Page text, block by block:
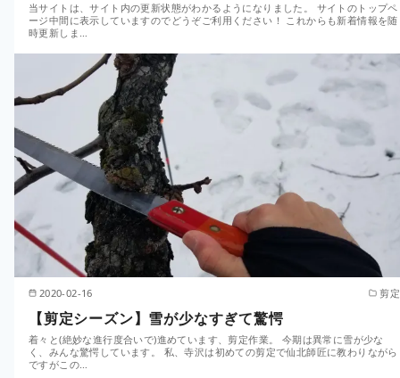
当サイトは、サイト内の更新状態がわかるようになりました。 サイトのトップペ
ージ中間に表示していますのでどうぞご利用ください！ これからも新着情報を随
時更新しま…
2020-02-16 剪定
【剪定シーズン】雪が少なすぎて驚愕
着々と(絶妙な進行度合いで)進めています、剪定作業。 今期は異常に雪が少な
く、みんな驚愕しています。 私、寺沢は初めての剪定で仙北師匠に教わりながら
ですがこの…